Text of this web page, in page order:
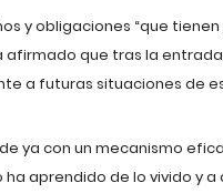
y obligaciones “que
afirmado que tras la
a futuras situaciones de
ya con un mecanismo
aprendido de lo vivido y